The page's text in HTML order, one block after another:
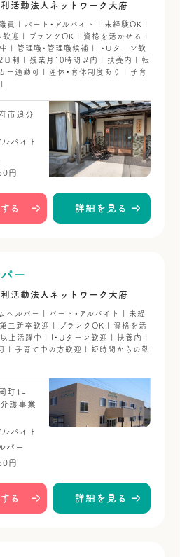
活動法人ネットワーク大府
員 | パート・アルバイト | 未経験OK |
歓迎 | ブランクOK | 資格を活かせる |
| 管理職・管理職候補 | I・Uターン歓
日制 | 残業月10時間以内 | 扶養内 | 転
ー通勤可 | 産休・育休制度あり | 子育
市追分
ルバイト
円
る 詳細を見る
パー
活動法人ネットワーク大府
ヘルパー | パート・アルバイト | 未経
二新卒歓迎 | ブランクOK | 資格を活
上活躍中 | I・Uターン歓迎 | 扶養内 |
| 子育て中の方歓迎 | 短時間からの勤
町1-
護事業
ルバイト
パー
円
る 詳細を見る